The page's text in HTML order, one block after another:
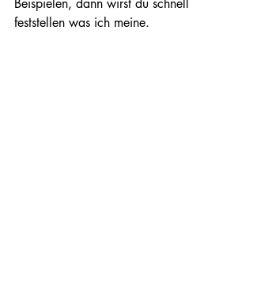
Beispielen, dann wirst du schnell
feststellen was ich meine.